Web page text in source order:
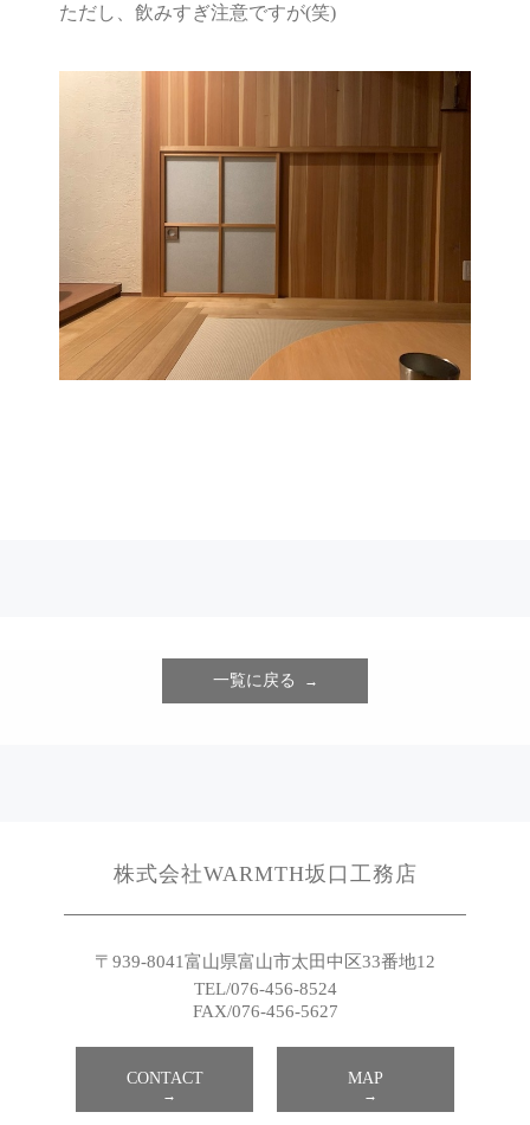
ただし、飲みすぎ注意ですが(笑)
一覧に戻る
株式会社WARMTH坂口工務店
〒939-8041富山県富山市太田中区33番地12
TEL/076-456-8524
FAX/076-456-5627
CONTACT MAP